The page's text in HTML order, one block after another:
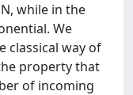
while in the
We
classical way of
property that
of incoming